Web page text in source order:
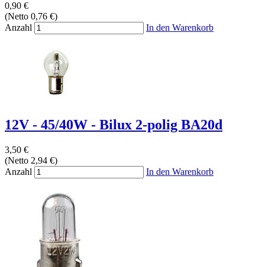
0,90 €
(Netto 0,76 €)
Anzahl
In den Warenkorb
12V - 45/40W - Bilux 2-polig BA20d
3,50 €
(Netto 2,94 €)
Anzahl
In den Warenkorb